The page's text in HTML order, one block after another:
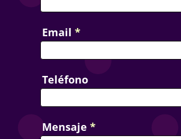
Email *
Teléfono
Mensaje *